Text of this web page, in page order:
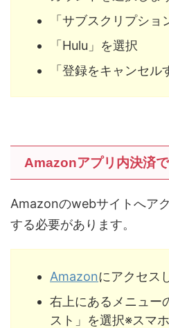
「サブスクリプショ
「Hulu」を選択
「登録をキャンセル
Amazonアプリ内決済
Amazonのwebサイトへア
する必要があります。
Amazonにアクセス
右上にあるメニュー
スト」を選択※スマ